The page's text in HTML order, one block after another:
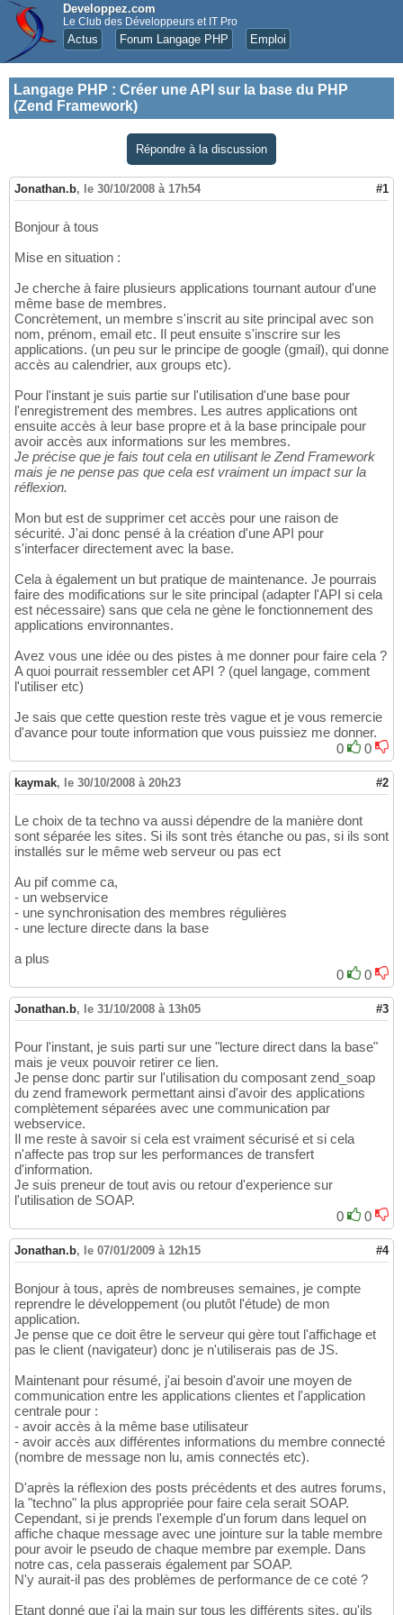
Developpez.com
Le Club des Développeurs et IT Pro
Actus Forum Langage PHP Emploi
Langage PHP : Créer une API sur la base du PHP
(Zend Framework)
Répondre à la discussion
Jonathan.b, le 30/10/2008 à 17h54 #1
Bonjour à tous
Mise en situation :
Je cherche à faire plusieurs applications tournant autour d'une
même base de membres.
Concrètement, un membre s'inscrit au site principal avec son
nom, prénom, email etc. Il peut ensuite s'inscrire sur les
applications. (un peu sur le principe de google (gmail), qui donne
accès au calendrier, aux groups etc).
Pour l'instant je suis partie sur l'utilisation d'une base pour
l'enregistrement des membres. Les autres applications ont
ensuite accès à leur base propre et à la base principale pour
avoir accès aux informations sur les membres.
Je précise que je fais tout cela en utilisant le Zend Framework
mais je ne pense pas que cela est vraiment un impact sur la
réflexion.
Mon but est de supprimer cet accès pour une raison de
sécurité. J'ai donc pensé à la création d'une API pour
s'interfacer directement avec la base.
Cela à également un but pratique de maintenance. Je pourrais
faire des modifications sur le site principal (adapter l'API si cela
est nécessaire) sans que cela ne gène le fonctionnement des
applications environnantes.
Avez vous une idée ou des pistes à me donner pour faire cela ?
A quoi pourrait ressembler cet API ? (quel langage, comment
l'utiliser etc)
Je sais que cette question reste très vague et je vous remercie
d'avance pour toute information que vous puissiez me donner.
0
0
kaymak, le 30/10/2008 à 20h23 #2
Le choix de ta techno va aussi dépendre de la manière dont
sont séparée les sites. Si ils sont très étanche ou pas, si ils sont
installés sur le même web serveur ou pas ect
Au pif comme ca,
- un webservice
- une synchronisation des membres régulières
- une lecture directe dans la base
a plus
0
0
Jonathan.b, le 31/10/2008 à 13h05 #3
Pour l'instant, je suis parti sur une "lecture direct dans la base"
mais je veux pouvoir retirer ce lien.
Je pense donc partir sur l'utilisation du composant zend_soap
du zend framework permettant ainsi d'avoir des applications
complètement séparées avec une communication par
webservice.
Il me reste à savoir si cela est vraiment sécurisé et si cela
n'affecte pas trop sur les performances de transfert
d'information.
Je suis preneur de tout avis ou retour d'experience sur
l'utilisation de SOAP.
0
0
Jonathan.b, le 07/01/2009 à 12h15 #4
Bonjour à tous, après de nombreuses semaines, je compte
reprendre le développement (ou plutôt l'étude) de mon
application.
Je pense que ce doit être le serveur qui gère tout l'affichage et
pas le client (navigateur) donc je n'utiliserais pas de JS.
Maintenant pour résumé, j'ai besoin d'avoir une moyen de
communication entre les applications clientes et l'application
centrale pour :
- avoir accès à la même base utilisateur
- avoir accès aux différentes informations du membre connecté
(nombre de message non lu, amis connectés etc).
D'après la réflexion des posts précédents et des autres forums,
la "techno" la plus appropriée pour faire cela serait SOAP.
Cependant, si je prends l'exemple d'un forum dans lequel on
affiche chaque message avec une jointure sur la table membre
pour avoir le pseudo de chaque membre par exemple. Dans
notre cas, cela passerais également par SOAP.
N'y aurait-il pas des problèmes de performance de ce coté ?
Etant donné que j'ai la main sur tous les différents sites, qu'ils